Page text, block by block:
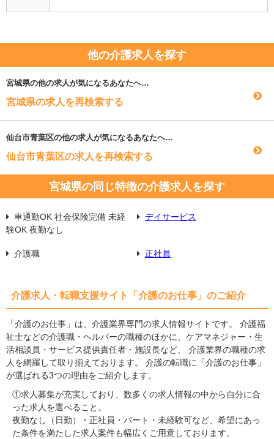
他の介護求人を探す
宮城県の他の求人が気になるあなたへ…
宮城県の求人を再検索する
仙台市青葉区の他の求人が気になるあなたへ…
仙台市青葉区の求人を再検索する
宮城県の同じ特徴の介護求人を探す
車通勤OK 社会保険完備 未経
験OK 夜勤なし
デイサービス
介護職 正社員
介護求人・転職支援サイト「介護のお仕事」のご紹介
「介護のお仕事」は、介護業界専門の求人情報サイトです。 介護福
祉士などの介護職・ヘルパーの職種のほかに、ケアマネジャー・生
活相談員・サービス提供責任者・施設長など、 介護業界の職種の求
人を網羅して取り揃えております。 介護の転職に「介護のお仕事」
が選ばれる3つの理由をご紹介します。
①求人募集が充実しており、数多くの求人情報の中から自分に合
った求人を選べること。
夜勤なし（日勤）・正社員・パート・未経験可など、希望にあっ
た条件を満たした求人案件も幅広くご用意しております。